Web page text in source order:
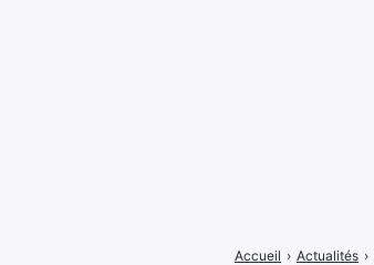
Accueil › Actualités ›